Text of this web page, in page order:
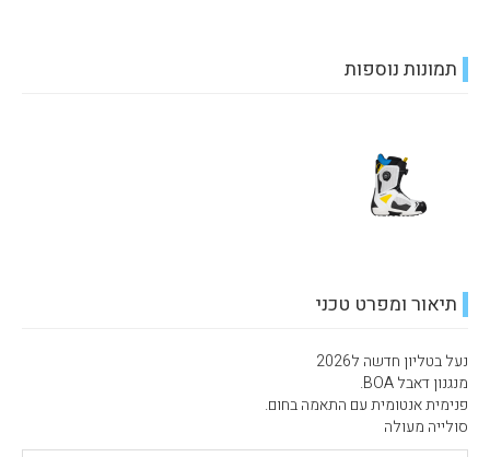
תמונות נוספות
תיאור ומפרט טכני
נעל בטליון חדשה ל2026
מנגנון דאבל BOA.
פנימית אנטומית עם התאמה בחום.
סולייה מעולה